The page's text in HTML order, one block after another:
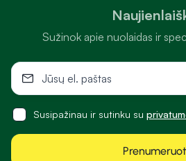
Sužinok apie nuolaidas ir
Susipažinau ir sutinku su